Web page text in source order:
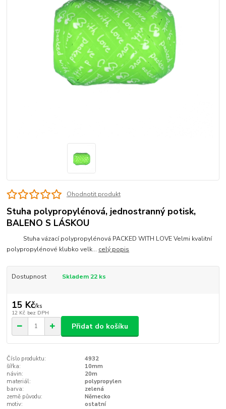
Ohodnotit produkt
Stuha polypropylénová, jednostranný potisk,
BALENO S LÁSKOU
Stuha vázací polypropylénová PACKED WITH LOVE Velmi kvalitní
polypropylénové klubko velk... celý popis
Dostupnost Skladem 22 ks
15 Kč/ks
12 Kč bez DPH
Přidat do košíku
Číslo produktu:
4932
šířka:
10mm
návin:
20m
materiál:
polypropylen
barva:
zelená
země původu:
Německo
motiv:
ostatní